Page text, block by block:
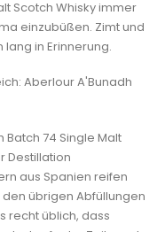
Scotch Whisky immer
einzubüßen. Zimt und
in Erinnerung.
Aberlour A'Bunadh
74 Single Malt
Destillation
aus Spanien reifen
übrigen Abfüllungen
recht üblich, dass